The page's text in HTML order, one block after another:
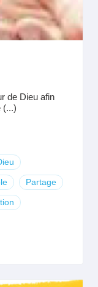
de Dieu afin
(...)
Partage